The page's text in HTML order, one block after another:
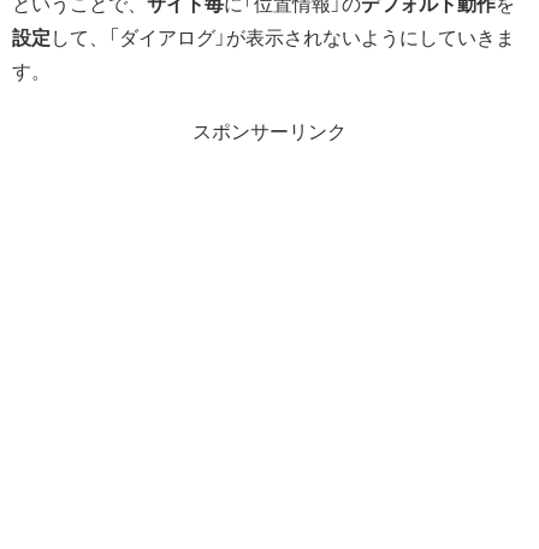
設定 して、「ダイアログ」が表示されないようにしていきま
す。
スポンサーリンク